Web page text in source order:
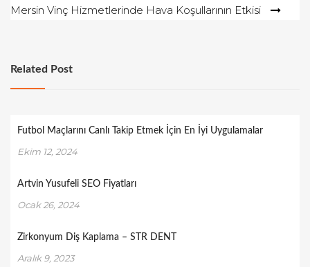
Mersin Vinç Hizmetlerinde Hava Koşullarının Etkisi
Related Post
Futbol Maçlarını Canlı Takip Etmek İçin En İyi Uygulamalar
Ekim 12, 2024
Artvin Yusufeli SEO Fiyatları
Ocak 26, 2024
Zirkonyum Diş Kaplama – STR DENT
Aralık 9, 2023